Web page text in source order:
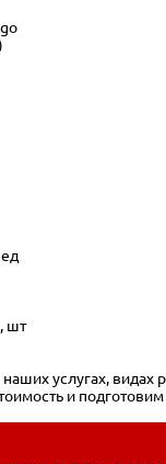
шт
услугах, видах
и